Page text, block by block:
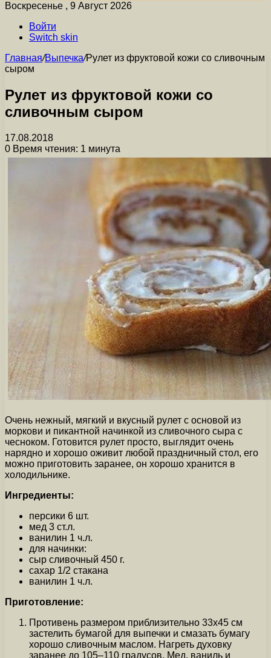
Воскресенье , 9 Август 2026
Войти
Switch skin
Главная/Выпечка/Рулет из фруктовой кожи со сливочным
сыром
Рулет из фруктовой кожи со
сливочным сыром
17.08.2018
0 Время чтения: 1 минута
Очень нежный, мягкий и вкусный рулет с основой из
моркови и пикантной начинкой из сливочного сыра с
чесноком. Готовится рулет просто, выглядит очень
нарядно и хорошо оживит любой праздничный стол, его
можно приготовить заранее, он хорошо хранится в
холодильнике.
Ингредиенты:
персики 6 шт.
мед 3 ст.л.
ванилин 1 ч.л.
для начинки:
сыр сливочный 450 г.
сахар 1/2 стакана
ванилин 1 ч.л.
Приготовление:
Противень размером приблизительно 33х45 см
застелить бумагой для выпечки и смазать бумагу
хорошо сливочным маслом. Нагреть духовку
заранее до 105–110 градусов. Мед, ваниль и